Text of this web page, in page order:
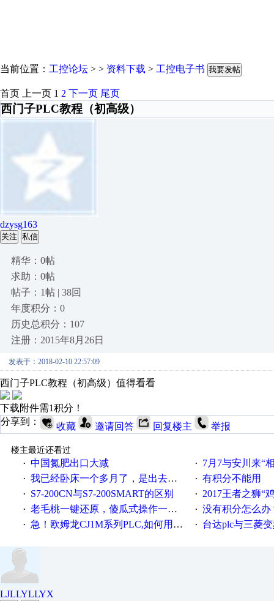
当前位置： 工控论坛 > > 资料下载 > 工控电子书 我要发帖
首页 上一页 1 2 下一页 尾页
西门子PLC教程（初高级）
dzysg163
关注 私信
精华：0帖
求助：0帖
帖子：1帖 | 38回
年度积分：0
历史总积分：107
注册：2015年8月26日
发表于：2018-02-10 22:57:09
西门子PLC教程（初高级）值得看看
下载附件需1积分！
分享到：
收藏 邀请回答 回复楼主 举报
楼主最近还看过
· 中国氮肥出口大减 · 7月7与安川来“
· 我已经卧床一个多月了，是出去安装机械手在高速遭遇车祸所致:大家工作都要特别注意啊 · 有积分不能用
· S7-200CN与S7-200SMART的区别 · 2017王者之狮“鸡”情签到
· 老毛桃一键还原，傻瓜式操作一键轻松备份还原；程序为向导式安装，一键即可实现自动备份或还原系统。 · 没有积分怎么办
· 急！欧姆龙CJ1M系列PLC,如何用时间控制变频器。要求时间在组态王中可以自由输入！拜托各位大神了！ · 台达plc与三菱
LJLLYLLYX